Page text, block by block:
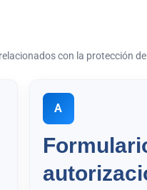
con la protección
A